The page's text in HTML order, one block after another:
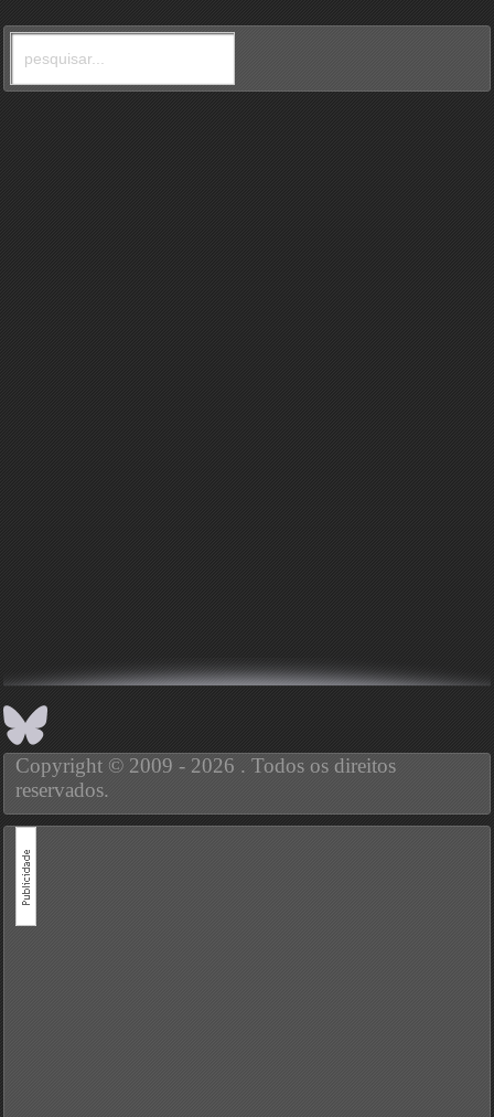
Copyright © 2009 - 2026 . Todos os direitos
reservados.